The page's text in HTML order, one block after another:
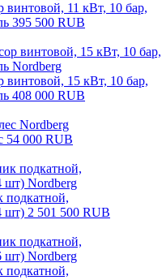
11 кВт, 10 бар,
395 500 RUB
15 кВт, 10 бар,
408 000 RUB
54 000 RUB
шт) 2 501 500 RUB